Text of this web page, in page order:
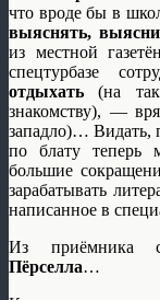
что вроде бы в
выяснять,
из местной
спецтурбазе
отдыхать (на
знакомству), —
западло)… Видать,
по блату теперь
большие
зарабатывать
написанное в
Из приёмника
Пёрселла…